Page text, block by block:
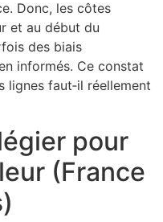
Donc, les côtes
et au début du
des biais
informés. Ce constat
lignes faut‑il réellement
pour
(France